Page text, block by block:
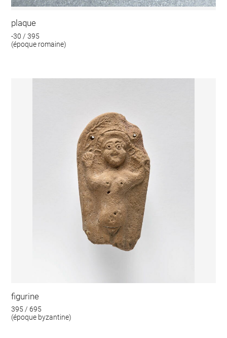
plaque
-30 / 395
(époque romaine)
figurine
395 / 695
(époque byzantine)